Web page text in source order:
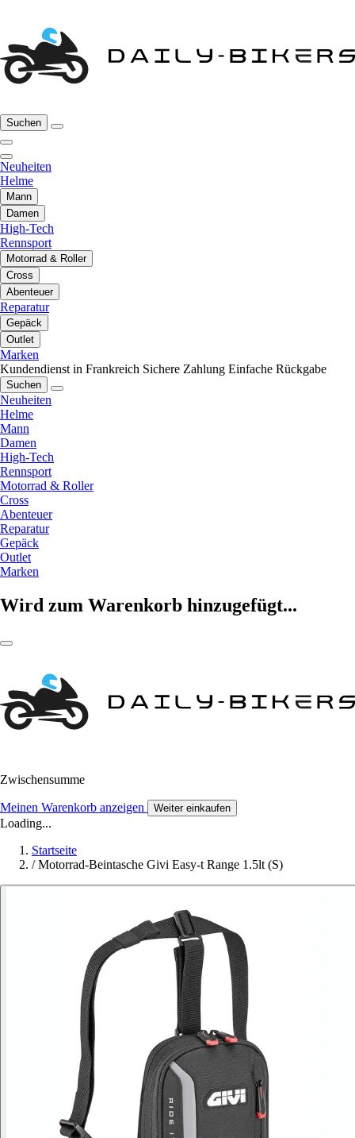
Suchen
Neuheiten
Helme
Mann
Damen
High-Tech
Rennsport
Motorrad & Roller
Cross
Abenteuer
Reparatur
Gepäck
Outlet
Marken
Kundendienst in Frankreich Sichere Zahlung Einfache Rückgabe
Suchen
Neuheiten
Helme
Mann
Damen
High-Tech
Rennsport
Motorrad & Roller
Cross
Abenteuer
Reparatur
Gepäck
Outlet
Marken
Wird zum Warenkorb hinzugefügt...
Zwischensumme
Meinen Warenkorb anzeigen Weiter einkaufen
Loading...
Startseite
/ Motorrad-Beintasche Givi Easy-t Range 1.5lt (S)